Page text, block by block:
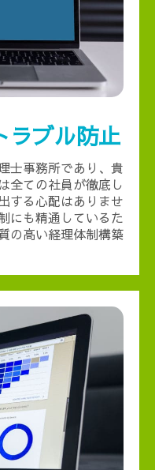
ラブル防止
士事務所であり、貴
全ての社員が徹底し
する心配はありませ
にも精通しているた
の高い経理体制構築